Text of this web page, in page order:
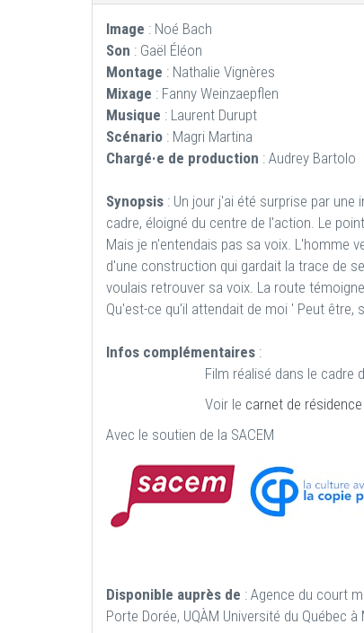
Image : Noé Bach
Son : Gaël Éléon
Montage : Nathalie Vignères
Mixage : Fanny Weinzaepflen
Musique : Laurent Durupt
Scénario : Magri Martina
Chargé·e de production : Audrey Bartolo
Synopsis : Un jour j'ai été surprise par
cadre, éloigné du centre de l'action. Le
Mais je n'entendais pas sa voix. L'homme
d'une construction qui gardait la trace de
voulais retrouver sa voix. La route
Qu'est-ce qu'il attendait de moi ' Peut être,
Infos complémentaires :
Film réalisé dans le cadre
Voir le carnet de
Avec le soutien de la SACEM
Disponible auprès de : Agence du court
Porte Dorée, UQÀM Université du Québec à